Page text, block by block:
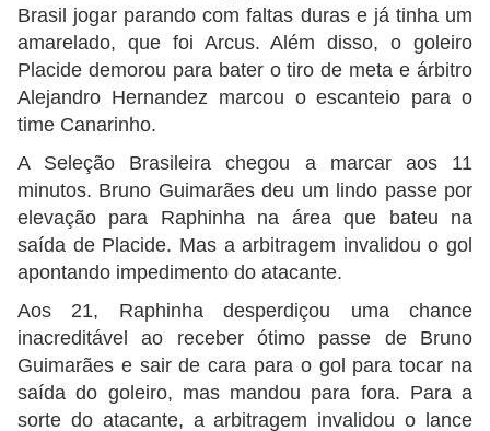
Brasil jogar parando com faltas duras e já tinha um
amarelado, que foi Arcus. Além disso, o goleiro
Placide demorou para bater o tiro de meta e árbitro
Alejandro Hernandez marcou o escanteio para o
time Canarinho.
A Seleção Brasileira chegou a marcar aos 11
minutos. Bruno Guimarães deu um lindo passe por
elevação para Raphinha na área que bateu na
saída de Placide. Mas a arbitragem invalidou o gol
apontando impedimento do atacante.
Aos 21, Raphinha desperdiçou uma chance
inacreditável ao receber ótimo passe de Bruno
Guimarães e sair de cara para o gol para tocar na
saída do goleiro, mas mandou para fora. Para a
sorte do atacante, a arbitragem invalidou o lance